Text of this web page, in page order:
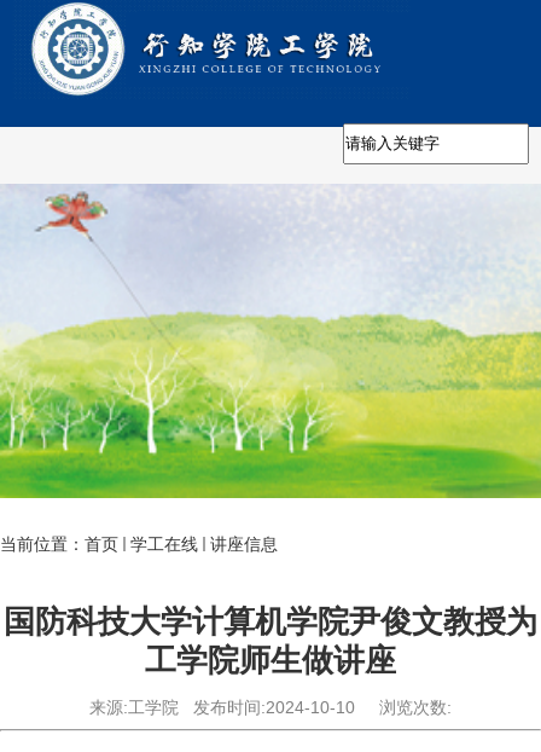
当前位置： 首页 学工在线 讲座信息
国防科技大学计算机学院尹俊文教授为
工学院师生做讲座
来源:工学院 发布时间:2024-10-10 浏览次数: